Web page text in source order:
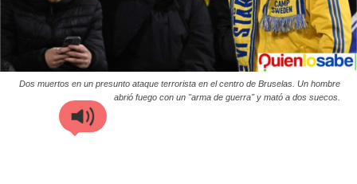
Dos muertos en un presunto ataque terrorista en el centro de Bruselas. Un hombre
abrió fuego con un "arma de guerra" y mató a dos suecos.